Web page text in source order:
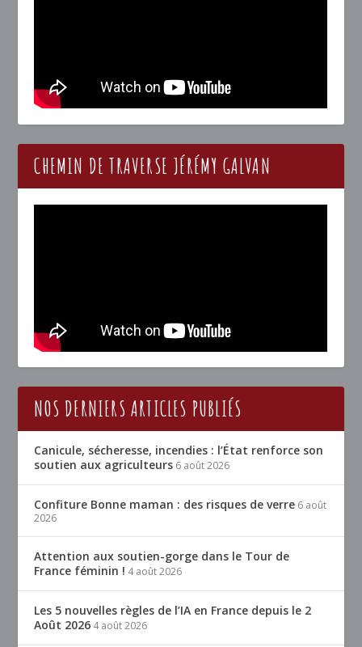
CHEMIN DE TRAVERSE JÉRÉMY GALVAN
NOS DERNIERS ARTICLES PUBLIÉS
Canicule, sécheresse, incendies : l’État renforce son
soutien aux agriculteurs 6 août 2026
Confiture Bonne maman : des risques de verre 6 août
2026
Attention aux soutien-gorge dans le Tour de
France féminin ! 4 août 2026
Les 5 nouvelles règles de l’IA en France depuis le 2
Août 2026 4 août 2026